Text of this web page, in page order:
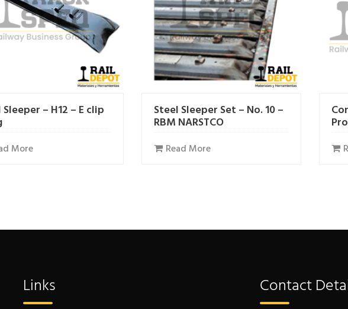
– H12 – E clip
More
Steel Sleeper Set – No. 10 –
RBM NARSTCO
Read More
Links Contact